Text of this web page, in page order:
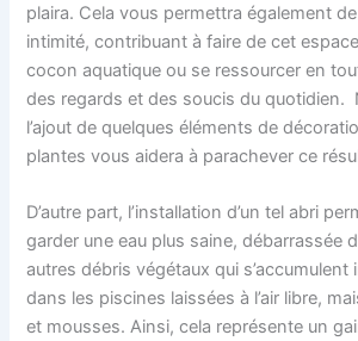
plaira. Cela vous permettra également
intimité, contribuant à faire de cet
cocon aquatique ou se ressourcer en
des regards et des soucis du quotidien.
l’ajout de quelques éléments de
plantes vous aidera à parachever ce
D’autre part, l’installation d’un tel abri
garder une eau plus saine, débarrassée
autres débris végétaux qui s’accumulent
dans les piscines laissées à l’air libre,
et mousses. Ainsi, cela représente un